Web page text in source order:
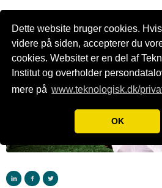
Dette website bruger cookies.
videre på siden, accepterer du
cookies. Websitet er en del af
Institut og overholder
mere på www.teknologisk.dk/
OK